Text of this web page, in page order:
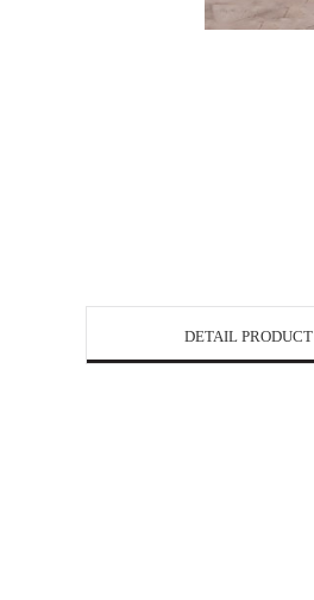
DETAIL PRODUCT